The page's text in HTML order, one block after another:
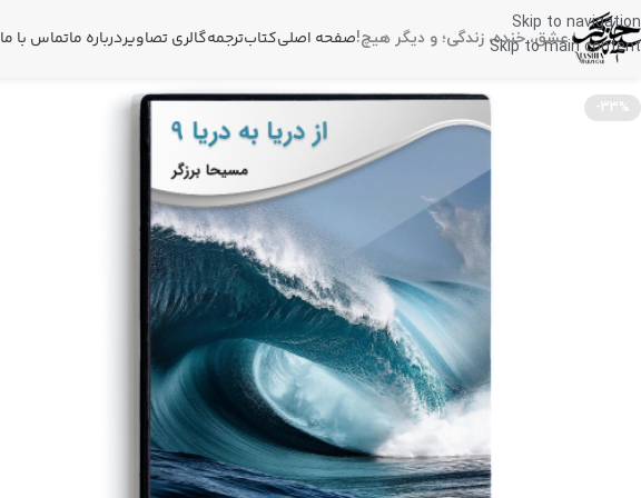
Skip to navigation
Skip to main content
عشق، خنده، زندگی؛ و دیگر هیچ!صفحه اصلیکتابترجمهگالری تصاویردرباره ماتماس با ما
-33%